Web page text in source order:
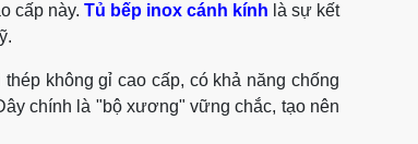
cấp này. Tủ bếp inox cánh kính là sự kết
thép không gỉ cao cấp, có khả năng chống
chính là "bộ xương" vững chắc, tạo nên